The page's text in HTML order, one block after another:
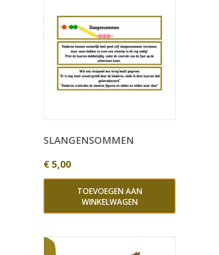
SLANGENSOMMEN
€5,00
TOEVOEGEN AAN
WINKELWAGEN